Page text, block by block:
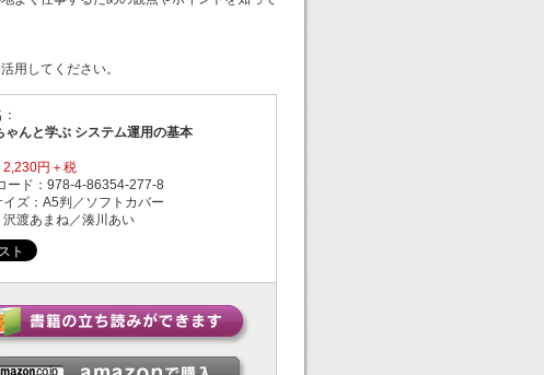
用してください。
んと学ぶ システム運用の基本
2,230円＋税
ード：978-4-86354-277-8
ズ：A5判／ソフトカバー
渡あまね／湊川あい